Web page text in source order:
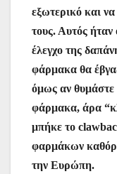
εξωτερικό και
τους. Αυτός
έλεγχο της
φάρμακα θα
όμως αν
φάρμακα, άρα
μπήκε το
φαρμάκων
την Ευρώπη.